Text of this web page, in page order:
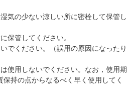
気の少ない涼しい所に密栓して保管し
保管してください。
でください。（誤用の原因になったり
使用しないでください。なお，使用期
持の点からなるべく早く使用してく